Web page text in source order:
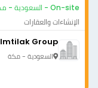
On-site - السعودية - مكة
الإنشاءات والعقارات
Imtilak Group
السعودية - مكة